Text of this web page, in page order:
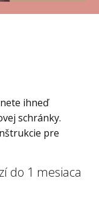
ihneď
schránky.
pre
do 1 mesiaca